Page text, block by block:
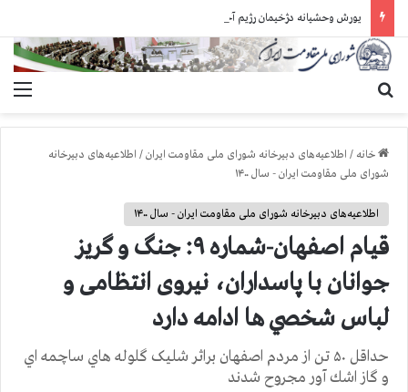
خانه / اطلاعیه‌های دبیرخانه شورای ملی مقاومت ایران/ اطلاعیه‌های دبیرخانه
شورای ملی مقاومت ایران - سال ۱۴۰۰
اطلاعیه‌های دبیرخانه شورای ملی مقاومت ایران - سال ۱۴۰۰
قیام اصفهان-شماره ۹: جنگ و گریز
جوانان با پاسداران، نیروی انتظامی و
لباس شخصي ها ادامه دارد
حداقل ۵۰ تن از مردم اصفهان براثر شلیک گلوله هاي ساچمه اي
و گاز اشك آور مجروح شدند